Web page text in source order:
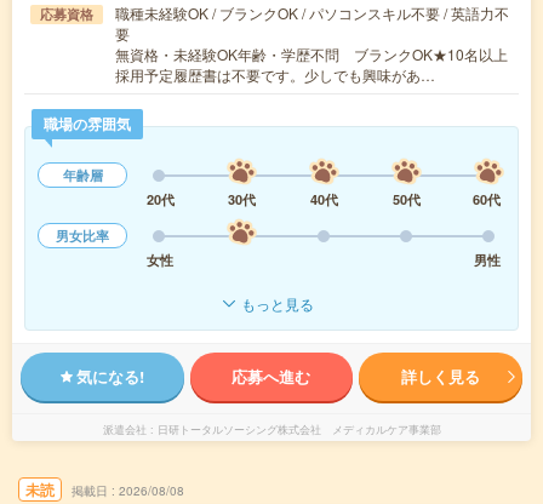
応募資格
職種未経験OK / ブランクOK / パソコンスキル不要 / 英語力不
要
無資格・未経験OK年齢・学歴不問 ブランクOK★10名以上
採用予定履歴書は不要です。少しでも興味があ…
職場の雰囲気
年齢層
20代
30代 40代 50代
60代
男女比率
女性
男性
もっと見る
気になる! 応募へ進む 詳しく見る
派遣会社 日研トータルソーシング株式会社 メディカルケア事業部
未読 掲載日 2026/08/08